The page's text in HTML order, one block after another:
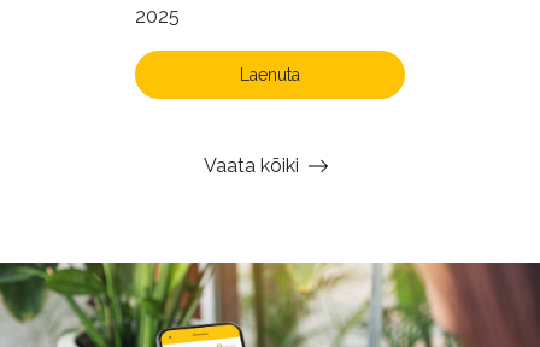
2025
Laenuta
Vaata kõiki